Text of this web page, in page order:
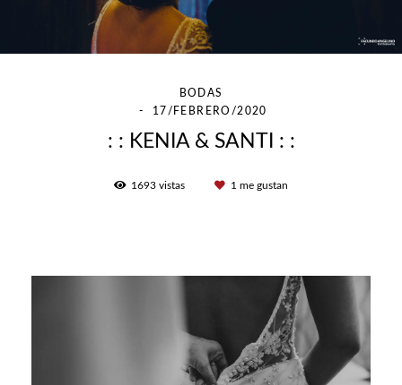
BODAS
17/FEBRERO/2020
: : KENIA & SANTI : :
1693 vistas 1 me gustan